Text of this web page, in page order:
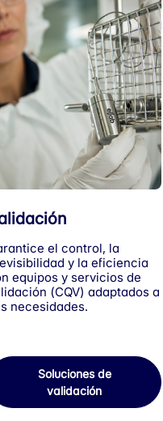
el control, la
y la eficiencia
equipos y servicios de
(CQV) adaptados a
necesidades.
Soluciones de
validación